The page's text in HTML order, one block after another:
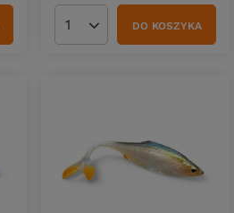
Ilość produktówDO KOSZYKA